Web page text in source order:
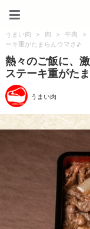
うまい肉 > 肉 > 牛肉 >
ーキ重がたまらんウマさ♪
熱々のご飯に、
ステーキ重がた
うまい肉